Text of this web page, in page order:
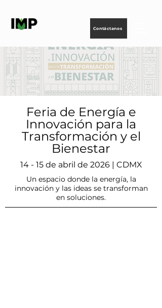
Contáctanos
Feria de Energía e
Innovación para la
Transformación y el
Bienestar
14 - 15 de abril de 2026 | CDMX
Un espacio donde la energía, la
innovación y las ideas se transforman
en soluciones.